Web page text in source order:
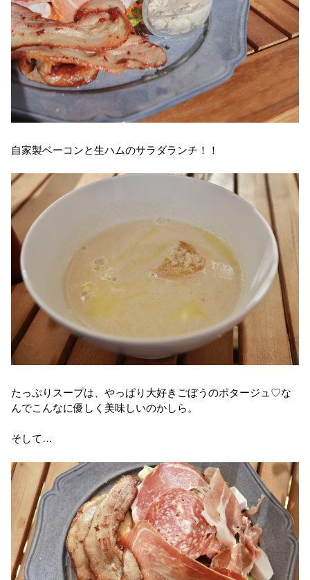
自家製ベーコンと生ハムのサラダランチ！！
たっぷりスープは、やっぱり大好きごぼうのポタージュ♡な
んでこんなに優しく美味しいのかしら。
そして…